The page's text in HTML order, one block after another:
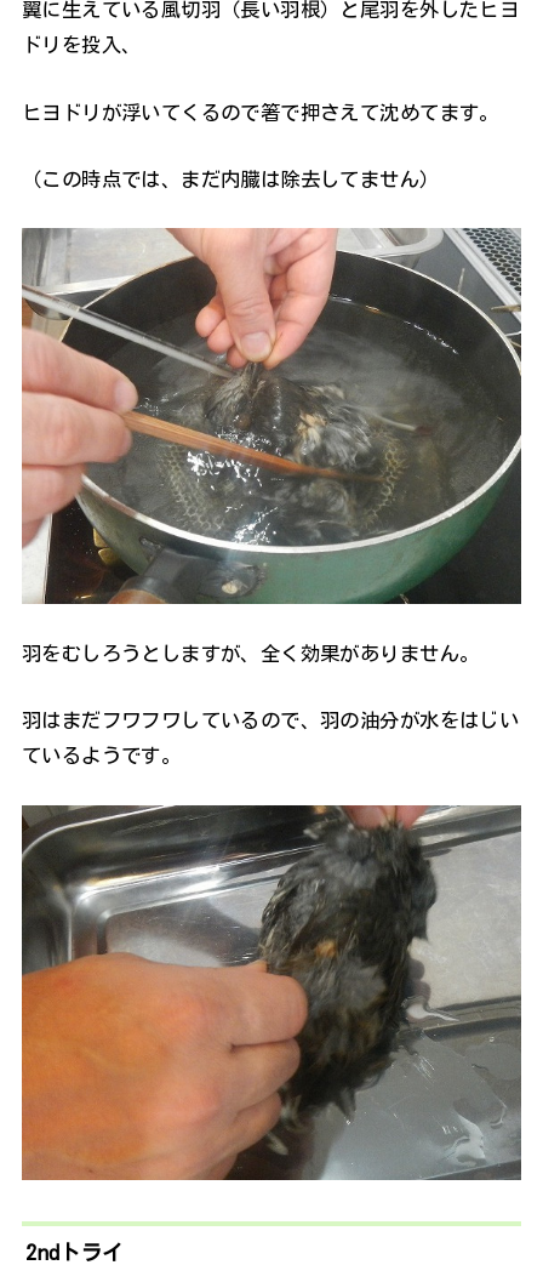
翼に生えている風切羽（長い羽根）と尾羽を外したヒヨ
ドリを投入、
ヒヨドリが浮いてくるので箸で押さえて沈めてます。
（この時点では、まだ内臓は除去してません）
羽をむしろうとしますが、全く効果がありません。
羽はまだフワフワしているので、羽の油分が水をはじい
ているようです。
2ndトライ